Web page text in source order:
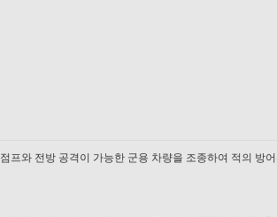
와 전방 공격이 가능한 군용 차량을 조종하여 적의 방